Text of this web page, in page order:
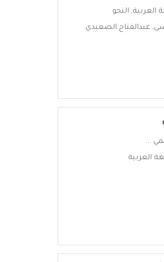
العربية, النحو
, عبدالفتاح الصعيدي
...
العربية